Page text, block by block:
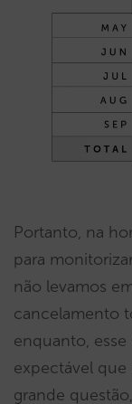
Portanto, na
para
não levamos
cancelamento
enquanto,
expectável que
grande